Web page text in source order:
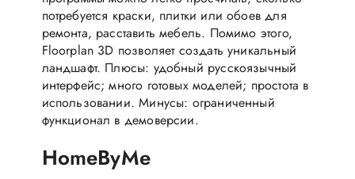
потребуется краски, плитки или обоев для
ремонта, расставить мебель. Помимо этого,
Floorplan 3D позволяет создать уникальный
ландшафт. Плюсы: удобный русскоязычный
интерфейс; много готовых моделей; простота в
использовании. Минусы: ограниченный
функционал в демоверсии.
HomeByMe